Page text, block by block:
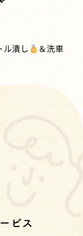
ル潰し ＆洗車
ビス